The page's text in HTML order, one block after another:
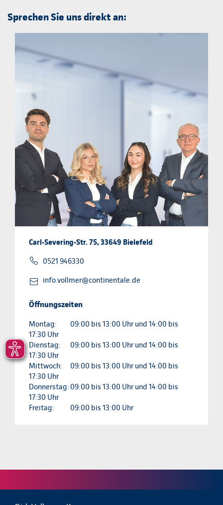
Sprechen Sie uns direkt an:
Carl-Severing-Str. 75, 33649 Bielefeld
0521 946330
info.vollmer@continentale.de
Öffnungszeiten
Montag:
09:00 bis 13:00 Uhr und 14:00 bis
17:30 Uhr
Dienstag:
09:00 bis 13:00 Uhr und 14:00 bis
17:30 Uhr
Mittwoch:
09:00 bis 13:00 Uhr und 14:00 bis
17:30 Uhr
Donnerstag: 09:00 bis 13:00 Uhr und 14:00 bis
17:30 Uhr
Freitag:
09:00 bis 13:00 Uhr